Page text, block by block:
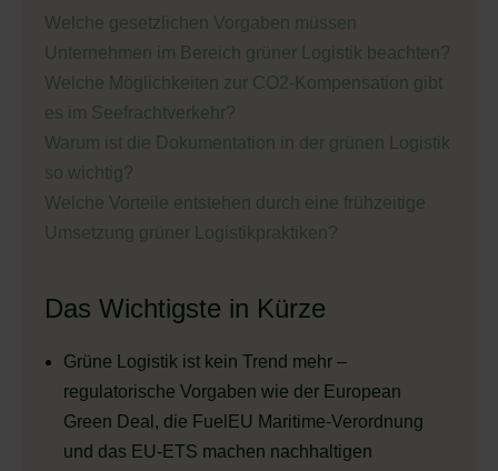
Welche gesetzlichen Vorgaben müssen
Unternehmen im Bereich grüner Logistik beachten?
Welche Möglichkeiten zur CO2-Kompensation gibt
es im Seefrachtverkehr?
Warum ist die Dokumentation in der grünen Logistik
so wichtig?
Welche Vorteile entstehen durch eine frühzeitige
Umsetzung grüner Logistikpraktiken?
Das Wichtigste in Kürze
Grüne Logistik ist kein Trend mehr –
regulatorische Vorgaben wie der European
Green Deal, die FuelEU Maritime-Verordnung
und das EU-ETS machen nachhaltigen